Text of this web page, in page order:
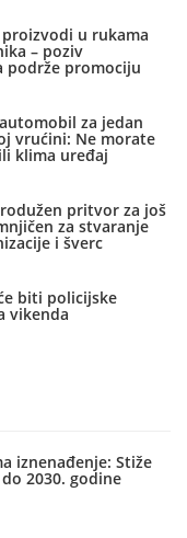
u rukama
– poziv
podrže promociju
za jedan
vrućini: Ne morate
klima uređaj
pritvor za još
za stvaranje
i šverc
biti policijske
vikenda
iznenađenje: Stiže
do 2030. godine